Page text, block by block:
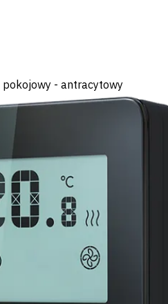
- antracytowy